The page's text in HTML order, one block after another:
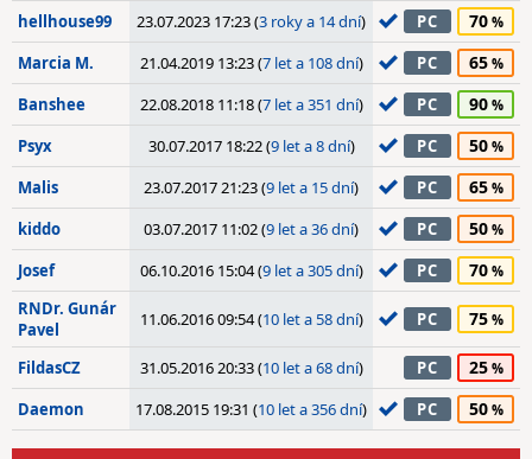
hellhouse99 23.07.2023 17:23 (3 roky a 14 dní) PC 70
Marcia M. 21.04.2019 13:23 (7 let a 108 dní) PC 65
Banshee 22.08.2018 11:18 (7 let a 351 dní) PC 90
Psyx 30.07.2017 18:22 (9 let a 8 dní) PC 50
Malis 23.07.2017 21:23 (9 let a 15 dní) PC 65
kiddo 03.07.2017 11:02 (9 let a 36 dní) PC 50
Josef 06.10.2016 15:04 (9 let a 305 dní) PC 70
RNDr. Gunár
Pavel
11.06.2016 09:54 (10 let a 58 dní) PC 75
FildasCZ 31.05.2016 20:33 (10 let a 68 dní) PC 25
Daemon 17.08.2015 19:31 (10 let a 356 dní) PC 50